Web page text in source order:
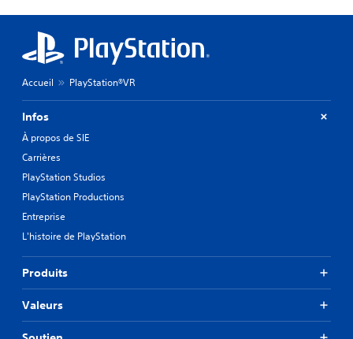
Accueil PlayStation®VR
Infos
À propos de SIE
Carrières
PlayStation Studios
PlayStation Productions
Entreprise
L'histoire de PlayStation
Produits
Valeurs